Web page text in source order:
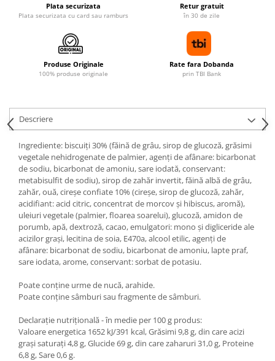
Plata securizata
Plata securizata cu card sau ramburs
Retur gratuit
în 30 de zile
Produse Originale
100% produse originale
Rate fara Dobanda
prin TBI Bank
Descriere
Ingrediente: biscuiți 30% (făină de grâu, sirop de glucoză, grăsimi
vegetale nehidrogenate de palmier, agenți de afânare: bicarbonat
de sodiu, bicarbonat de amoniu, sare iodată, conservant:
metabisulfit de sodiu), sirop de zahăr invertit, făină albă de grâu,
zahăr, ouă, cireșe confiate 10% (cireșe, sirop de glucoză, zahăr,
acidifiant: acid citric, concentrat de morcov și hibiscus, aromă),
uleiuri vegetale (palmier, floarea soarelui), glucoză, amidon de
porumb, apă, dextroză, cacao, emulgatori: mono și digliceride ale
acizilor grași, lecitina de soia, E470a, alcool etilic, agenți de
afânare: bicarbonat de sodiu, bicarbonat de amoniu, lapte praf,
sare iodata, arome, conservant: sorbat de potasiu.
Poate conține urme de nucă, arahide.
Poate conține sâmburi sau fragmente de sâmburi.
Declarație nutrițională - în medie per 100 g produs:
Valoare energetica 1652 kJ/391 kcal, Grăsimi 9,8 g, din care acizi
grași saturați 4,8 g, Glucide 69 g, din care zaharuri 31,0 g, Proteine
6,8 g, Sare 0,6 g.